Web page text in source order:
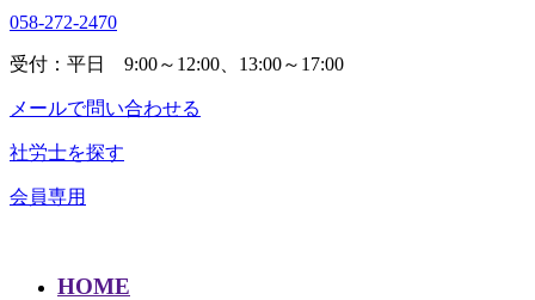
058-272-2470
受付：平日 9:00～12:00、13:00～17:00
メールで問い合わせる
社労士を探す
会員専用
HOME